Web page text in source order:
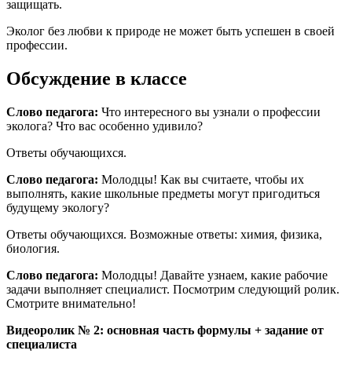
защищать.
Эколог без любви к природе не может быть успешен в своей
профессии.
Обсуждение в классе
Слово педагога: Что интересного вы узнали о профессии
эколога? Что вас особенно удивило?
Ответы обучающихся.
Слово педагога: Молодцы! Как вы считаете, чтобы их
выполнять, какие школьные предметы могут пригодиться
будущему экологу?
Ответы обучающихся. Возможные ответы: химия, физика,
биология.
Слово педагога: Молодцы! Давайте узнаем, какие рабочие
задачи выполняет специалист. Посмотрим следующий ролик.
Смотрите внимательно!
Видеоролик № 2: основная часть формулы + задание от
специалиста